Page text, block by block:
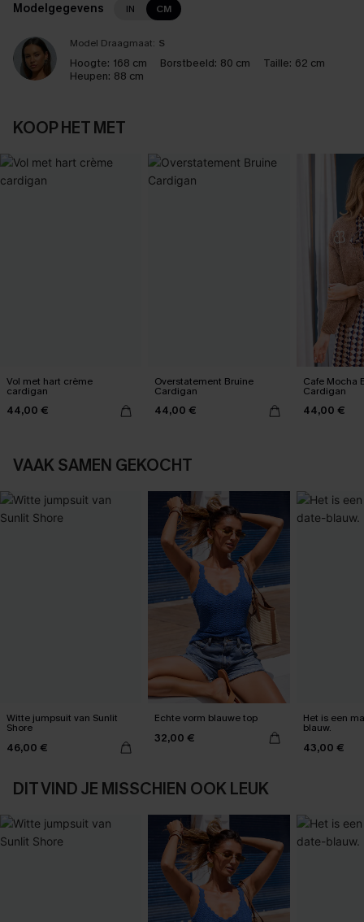
Modelgegevens IN CM
Model Draagmaat: S
Hoogte: 168 cm Borstbeeld: 80 cm Taille: 62 cm
Heupen: 88 cm
KOOP HET MET
Vol met hart crème
cardigan
44,00 €
Overstatement Bruine
Cardigan
44,00 €
Cafe Mocha
Cardigan
44,00 €
VAAK SAMEN GEKOCHT
Witte jumpsuit van Sunlit
Shore
46,00 €
Echte vorm blauwe top
32,00 €
Het is een
blauw.
43,00 €
DIT VIND JE MISSCHIEN OOK LEUK